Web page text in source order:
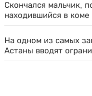
Скончался мальчик,
находившийся в коме
На одном из самых
Астаны вводят